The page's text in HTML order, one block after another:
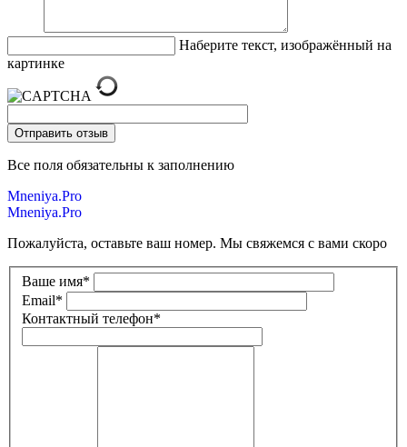
Наберите текст, изображённый на
картинке
Все поля обязательны к заполнению
Mneniya.Pro
Mneniya.Pro
Пожалуйста, оставьте ваш номер. Мы свяжемся с вами скоро
Ваше имя*
Email*
Контактный телефон*